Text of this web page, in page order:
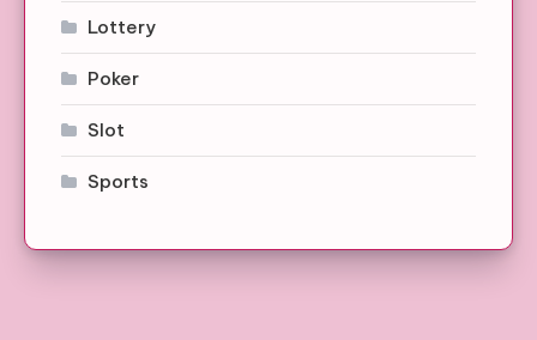
Lottery
Poker
Slot
Sports